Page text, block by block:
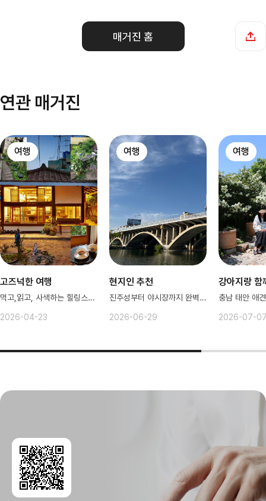
매거진 홈
연관 매거진
여행
고즈넉한 여행
먹고,읽고, 사색하는 힐링스팟 공주✨
2026-04-23
여행
현지인 추천
진주성부터 야시장까지 완벽 진주코스~
2026-06-29
여행
강아지랑 함
2026-07-